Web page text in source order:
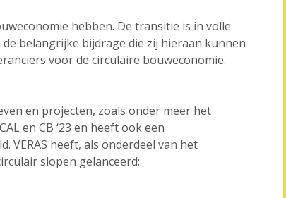
hebben. De transitie is in volle
de belangrijke bijdrage die zij hieraan kunnen
voor de circulaire bouweconomie.
en projecten, zoals onder meer het
en CB ‘23 en heeft ook een
VERAS heeft, als onderdeel van het
slopen gelanceerd: